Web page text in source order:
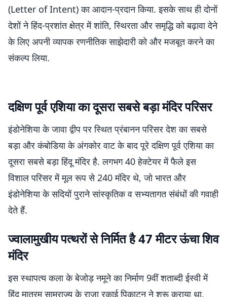
(Letter of Intent) का आदान-प्रदान किया. इसके साथ ही दोनों
देशों ने हिंद-प्रशांत क्षेत्र में शांति, स्थिरता और समृद्धि को बढ़ावा देने
के लिए अपनी व्यापक रणनीतिक साझेदारी को और मजबूत करने का
संकल्प लिया.
दक्षिण पूर्व एशिया का दूसरा सबसे बड़ा मंदिर परिसर
इंडोनेशिया के जावा द्वीप पर स्थित प्रंबानन परिसर देश का सबसे
बड़ा और कंबोडिया के अंगकोर वाट के बाद पूरे दक्षिण पूर्व एशिया का
दूसरा सबसे बड़ा हिंदू मंदिर है. लगभग 40 हेक्टेयर में फैले इस
विशाल परिसर में मूल रूप से 240 मंदिर थे, जो भारत और
इंडोनेशिया के सदियों पुराने सांस्कृतिक व सभ्यतागत संबंधों की गवाही
देते हैं.
ज्वालामुखीय पत्थरों से निर्मित है 47 मीटर ऊंचा शिव
मंदिर
इस स्थापत्य कला के बेजोड़ नमूने का निर्माण 9वीं शताब्दी ईस्वी में
हिंदू मातरम साम्राज्य के राजा रकाई पिकाटन ने शुरू कराया था,